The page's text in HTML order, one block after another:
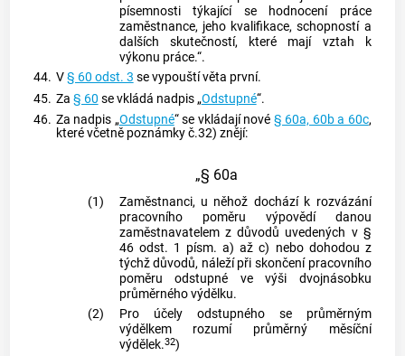
písemnosti týkající se hodnocení práce
zaměstnance, jeho kvalifikace, schopností a
dalších skutečností, které mají vztah k
výkonu práce.“.
44. V§ 60 odst. 3 se vypouští věta první.
45. Za § 60 se vkládá nadpis „Odstupné“.
46. Za nadpis „Odstupné“ se vkládají nové § 60a, 60b a 60c,
které včetně poznámky č.32) znějí:
„§ 60a
(1)
Zaměstnanci, u něhož dochází k rozvázání
pracovního poměru výpovědí danou
zaměstnavatelem z důvodů uvedených v §
46 odst. 1 písm. a) až c) nebo dohodou z
týchž důvodů, náleží při skončení pracovního
poměru odstupné ve výši dvojnásobku
průměrného výdělku.
(2)
Pro účely odstupného se průměrným
výdělkem rozumí průměrný měsíční
výdělek.32)